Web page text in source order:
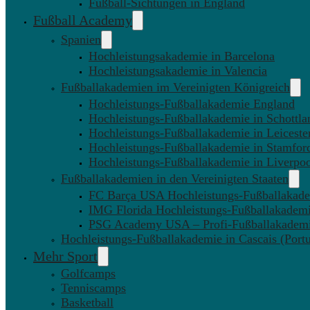
Fußball Academy
Spanien
Hochleistungsakademie in Barcelona
Hochleistungsakademie in Valencia
Fußballakademien im Vereinigten Königreich
Hochleistungs-Fußballakademie England
Hochleistungs-Fußballakademie in
Hochleistungs-Fußballakademie in
Hochleistungs-Fußballakademie in
Hochleistungs-Fußballakademie in
Fußballakademien in den Vereinigten Staaten
FC Barça USA Hochleistungs-
IMG Florida Hochleistungs-
PSG Academy USA – Profi-
Hochleistungs-Fußballakademie in Cascais
Mehr Sport
Golfcamps
Tenniscamps
Basketball